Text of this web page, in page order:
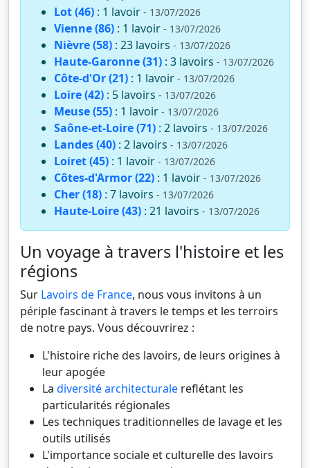
Lot (46) : 1 lavoir - 13/07/2026
Vienne (86) : 1 lavoir - 13/07/2026
Nièvre (58) : 23 lavoirs - 13/07/2026
Haute-Garonne (31) : 3 lavoirs - 13/07/2026
Côte-d'Or (21) : 1 lavoir - 13/07/2026
Loire (42) : 5 lavoirs - 13/07/2026
Meuse (55) : 1 lavoir - 13/07/2026
Saône-et-Loire (71) : 2 lavoirs - 13/07/2026
Landes (40) : 2 lavoirs - 13/07/2026
Loiret (45) : 1 lavoir - 13/07/2026
Côtes-d'Armor (22) : 1 lavoir - 13/07/2026
Cher (18) : 7 lavoirs - 13/07/2026
Haute-Loire (43) : 21 lavoirs - 13/07/2026
Un voyage à travers l'histoire et les
régions
Sur Lavoirs de France, nous vous invitons à un
périple fascinant à travers le temps et les terroirs
de notre pays. Vous découvrirez :
L'histoire riche des lavoirs, de leurs origines à
leur apogée
La diversité architecturale reflétant les
particularités régionales
Les techniques traditionnelles de lavage et les
outils utilisés
L'importance sociale et culturelle des lavoirs